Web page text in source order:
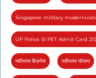
Singapore military
UP Police SI PET Admit Card
नवीनतम बिज़नेस नवीनतम योजना